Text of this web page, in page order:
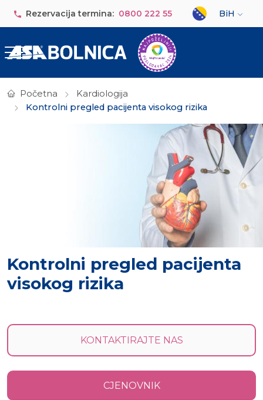
Rezervacija termina: 0800 222 55
Select your
BiH
Početna
Kardiologija
Kontrolni pregled pacijenta visokog rizika
Kontrolni pregled pacijenta
visokog rizika
KONTAKTIRAJTE NAS
CJENOVNIK